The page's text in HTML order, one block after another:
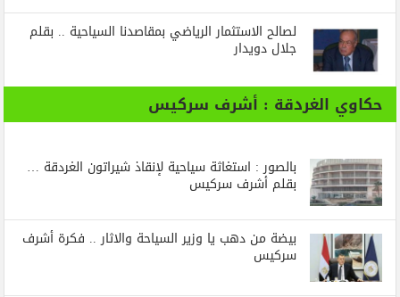
لصالح الاستثمار الرياضي بمقاصدنا السياحية .. بقلم
جلال دويدار
حكاوي الغردقة : أشرف سركيس
بالصور : استغاثة سياحية لإنقاذ شيراتون الغردقة …
بقلم أشرف سركيس
بيضة من دهب يا وزير السياحة والاثار .. فكرة أشرف
سركيس